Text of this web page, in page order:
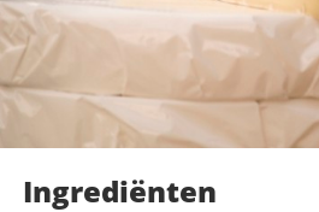
Ingrediënten